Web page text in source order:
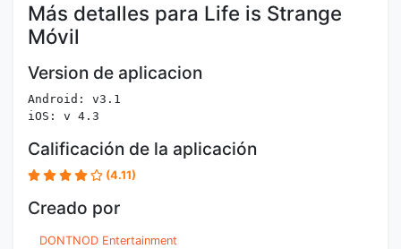
Más detalles para Life is Strange
Móvil
Version de aplicacion
Android: v3.1
iOS: v 4.3
Calificación de la aplicación
(4.11)
Creado por
DONTNOD Entertainment